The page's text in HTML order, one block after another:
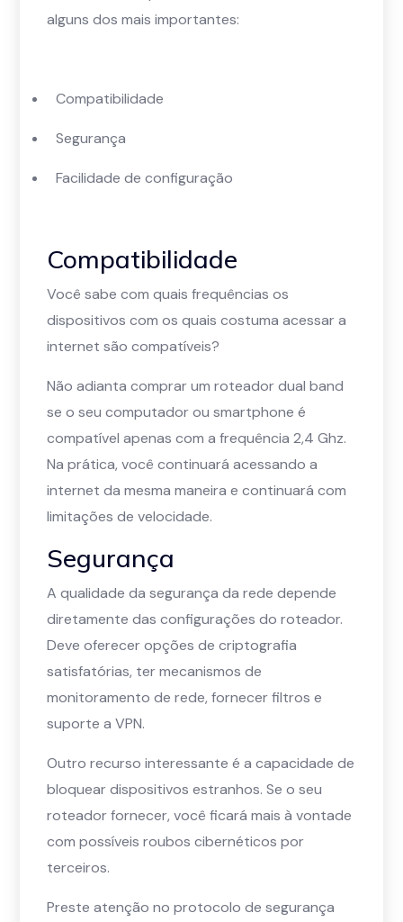
alguns dos mais importantes:
Compatibilidade
Segurança
Facilidade de configuração
Compatibilidade
Você sabe com quais frequências os
dispositivos com os quais costuma acessar a
internet são compatíveis?
Não adianta comprar um roteador dual band
se o seu computador ou smartphone é
compatível apenas com a frequência 2,4 Ghz.
Na prática, você continuará acessando a
internet da mesma maneira e continuará com
limitações de velocidade.
Segurança
A qualidade da segurança da rede depende
diretamente das configurações do roteador.
Deve oferecer opções de criptografia
satisfatórias, ter mecanismos de
monitoramento de rede, fornecer filtros e
suporte a VPN.
Outro recurso interessante é a capacidade de
bloquear dispositivos estranhos. Se o seu
roteador fornecer, você ficará mais à vontade
com possíveis roubos cibernéticos por
terceiros.
Preste atenção no protocolo de segurança